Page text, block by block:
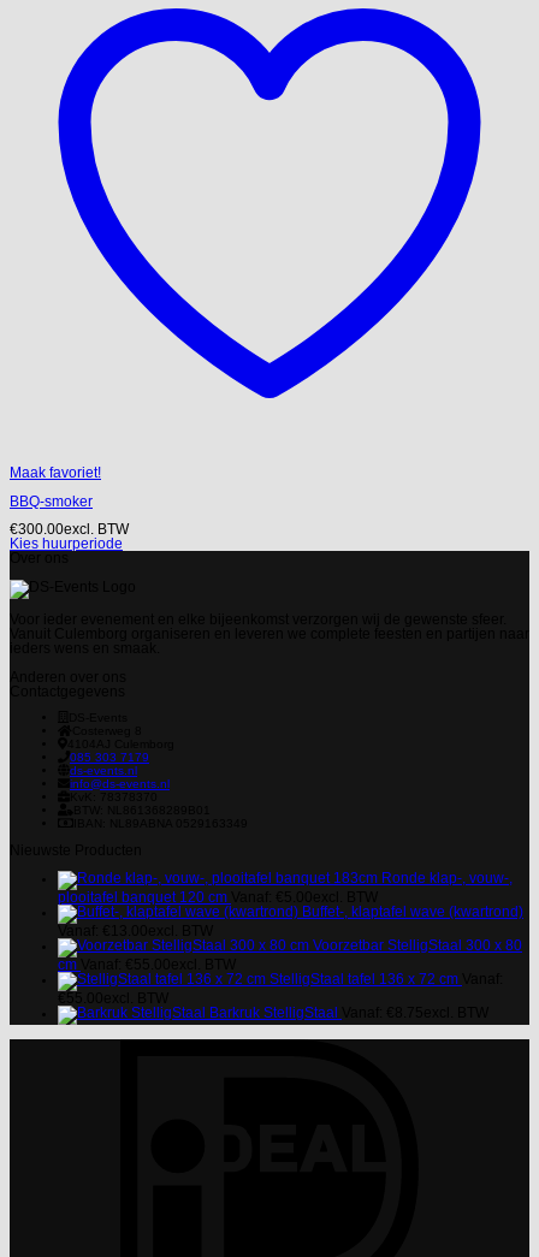
Maak favoriet!
BBQ-smoker
€300.00excl. BTW
Kies huurperiode
085 303 7179
ds-events.nl
info@ds-events.nl
Ronde klap-, vouw-,
plooitafel banquet 120 cm
Buffet-, klaptafel wave (kwartrond)
Voorzetbar StelligStaal 300 x 80
cm
StelligStaal tafel 136 x 72 cm
Barkruk StelligStaal